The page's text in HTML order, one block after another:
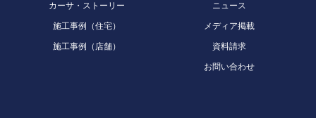
カーサ・ストーリー
施工事例（住宅）
施工事例（店舗）
ニュース
メディア掲載
資料請求
お問い合わせ